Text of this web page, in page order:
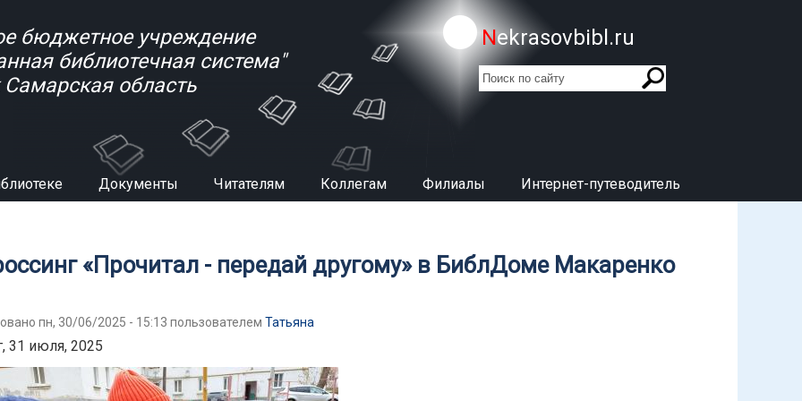
бюджетное учреждение
библиотечная система"
Самарская область
Nekrasovbibl.ru
Форма поиска
поиск
Документы Читателям Коллегам Филиалы Интернет-путеводитель
«Прочитал - передай другому» в БиблДоме Макаренко
пн, 30/06/2025 - 15:13 пользователем Татьяна
31 июля, 2025